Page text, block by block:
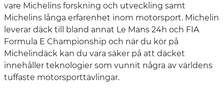
vare Michelins forskning och utveckling samt
Michelins långa erfarenhet inom motorsport. Michelin
leverar däck till bland annat Le Mans 24h och FIA
Formula E Championship och när du kör på
Michelindäck kan du vara säker på att däcket
innehåller teknologier som vunnit några av världens
tuffaste motorsporttävlingar.